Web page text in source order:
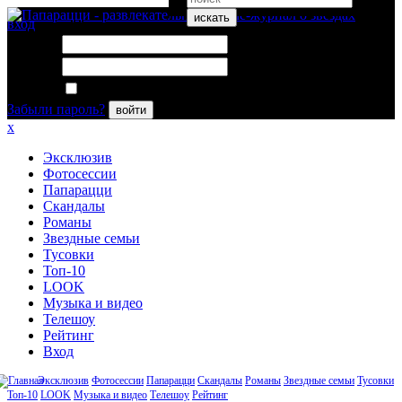
искать
вход
Забыли пароль?
войти
x
Эксклюзив
Фотосессии
Папарацци
Скандалы
Романы
Звездные семьи
Тусовки
Топ-10
LOOK
Музыка и видео
Телешоу
Рейтинг
Вход
Эксклюзив Фотосессии Папарацци Скандалы Романы Звездные семьи Тусовки
Топ-10 LOOK Музыка и видео Телешоу Рейтинг